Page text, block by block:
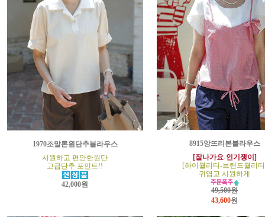
1970조말론원단추블라우스
시원하고 편안한원단
고급단추 포인트!!
42,000원
8915앙뜨리본블라우스
[잘나가요-인기쟁이]
[하이퀄리티-브랜드퀄리
귀엽고 시원하게
49,500원
43,600원